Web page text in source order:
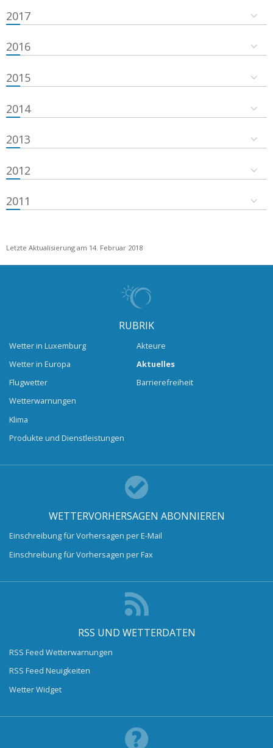
2017
2016
2015
2014
2013
2012
2011
Letzte Aktualisierung am 14. Februar 2018
RUBRIK
Wetter in Luxemburg
Wetter in Europa
Flugwetter
Wetterwarnungen
Klima
Produkte und Dienstleistungen
Akteure
Aktuelles
Barrierefreiheit
WETTERVORHERSAGEN ABONNIEREN
Einschreibung für Vorhersagen per E-Mail
Einschreibung für Vorhersagen per Fax
RSS UND WETTERDATEN
RSS Feed Wetterwarnungen
RSS Feed Neuigkeiten
Wetter Widget